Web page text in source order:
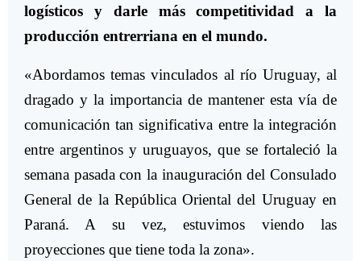
logísticos y darle más competitividad a la
producción entrerriana en el mundo.
«Abordamos temas vinculados al río Uruguay, al
dragado y la importancia de mantener esta vía de
comunicación tan significativa entre la integración
entre argentinos y uruguayos, que se fortaleció la
semana pasada con la inauguración del Consulado
General de la República Oriental del Uruguay en
Paraná. A su vez, estuvimos viendo las
proyecciones que tiene toda la zona».